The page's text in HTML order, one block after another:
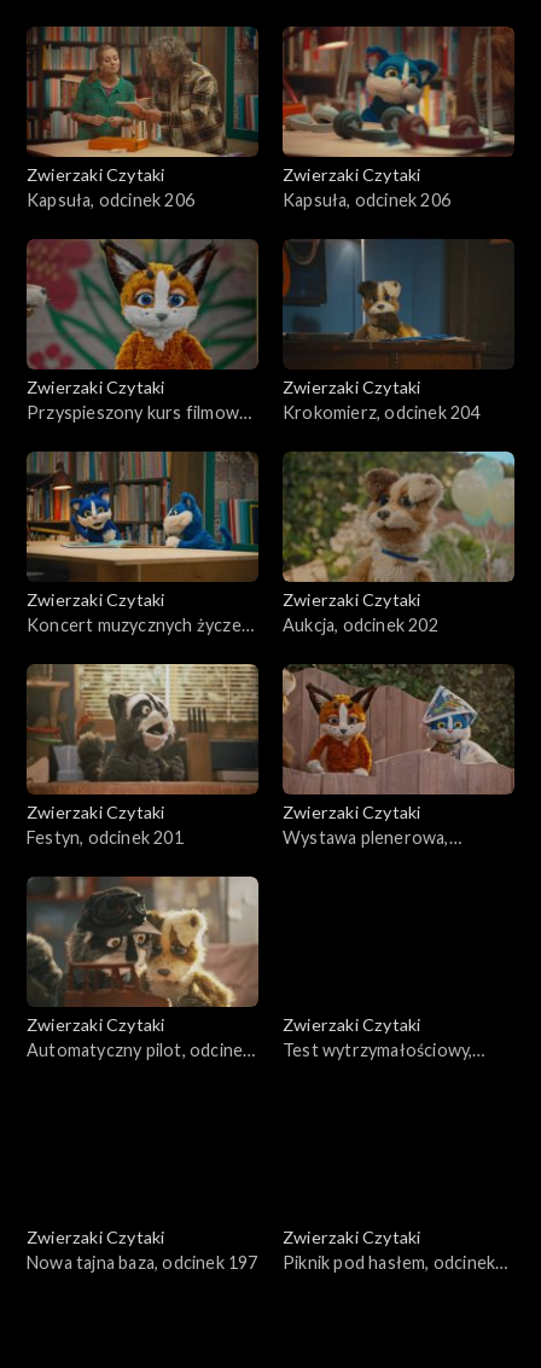
Zwierzaki Czytaki
Kapsuła, odcinek 206
Zwierzaki Czytaki
Kapsuła, odcinek 206
Zwierzaki Czytaki
Przyspieszony kurs filmowy,
Zwierzaki Czytaki
Krokomierz, odcinek 204
Zwierzaki Czytaki
Koncert muzycznych życzeń,
Zwierzaki Czytaki
Aukcja, odcinek 202
Zwierzaki Czytaki
Festyn, odcinek 201
Zwierzaki Czytaki
Wystawa plenerowa,
Zwierzaki Czytaki
Automatyczny pilot, odcinek
Zwierzaki Czytaki
Test wytrzymałościowy,
Zwierzaki Czytaki
Nowa tajna baza, odcinek 197
Zwierzaki Czytaki
Piknik pod hasłem, odcinek